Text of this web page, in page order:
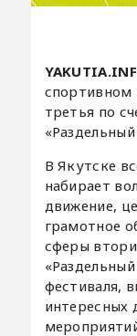
спортивном
третья по
В Якутске
набирает
движение,
грамотное
сферы
фестиваля,
интересных